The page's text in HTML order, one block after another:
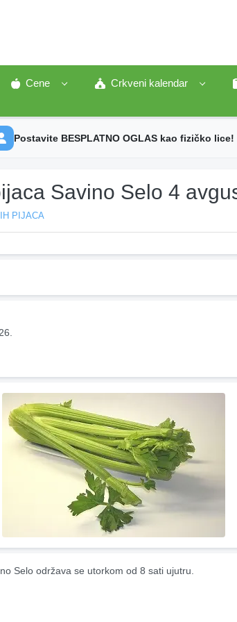
Cene Crkveni kalendar
Postavite BESPLATNO OGLAS kao fizičko lice!
Savino Selo 4
PIJACA
Selo održava se utorkom od 8 sati ujutru.